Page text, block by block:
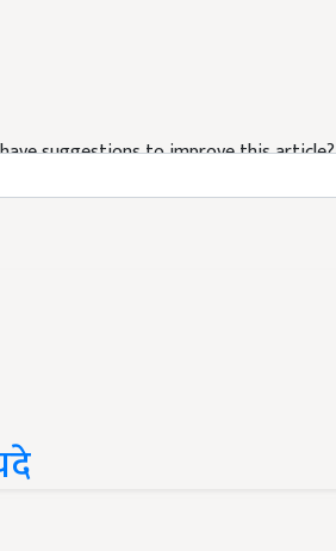
suggestions to improve this